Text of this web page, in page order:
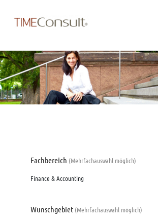
Fachbereich (Mehrfachauswahl möglich)
Finance & Accounting
Wunschgebiet (Mehrfachauswahl möglich)